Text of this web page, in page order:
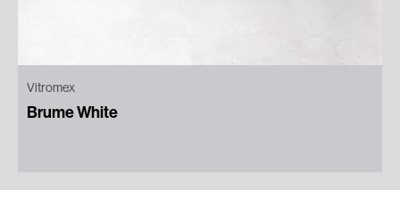
Vitromex
Brume White